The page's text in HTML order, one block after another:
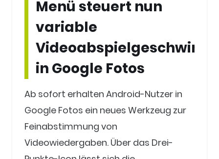
Menü steuert nun
variable
in Google Fotos
Ab sofort erhalten Android-Nutzer in
Google Fotos ein neues Werkzeug zur
Feinabstimmung von
Videowiedergaben. Über das Drei-